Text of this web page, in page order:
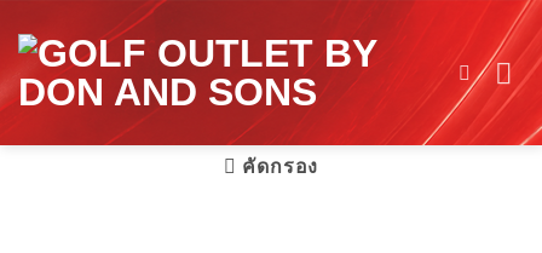
content
คัดกรอง